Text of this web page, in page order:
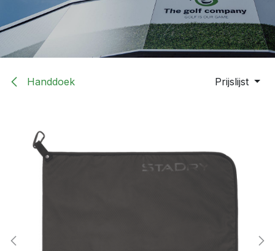
Handdoek Prijslijst